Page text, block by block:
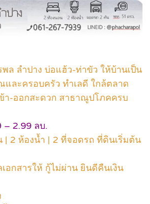
ล ลำปาง บ่อแฮ้ว-ท่าขัว ให้บ้านเป็น
และครอบครัว ทำเลดี ใกล้ตลาด
า-ออกสะดวก สาธาณูปโภคครบ
– 2.99 ลบ.
| 2 ห้องน้ำ | 2 ที่จอดรถ ที่ดินเริ่มต้น
เอกสารให้ กู้ไม่ผ่าน ยินดีคืนเงิน